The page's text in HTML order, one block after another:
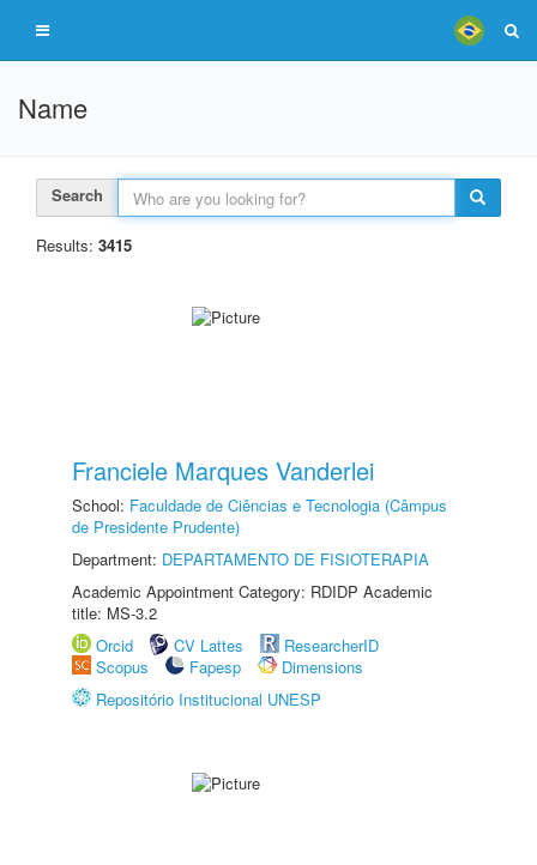
Name
Search
Results: 3415
Franciele Marques Vanderlei
School: Faculdade de Ciências e Tecnologia (Câmpus
de Presidente Prudente)
Department: DEPARTAMENTO DE FISIOTERAPIA
Academic Appointment Category: RDIDP Academic
title: MS-3.2
Orcid
CV Lattes
ResearcherID
Scopus
Fapesp
Dimensions
Repositório Institucional UNESP